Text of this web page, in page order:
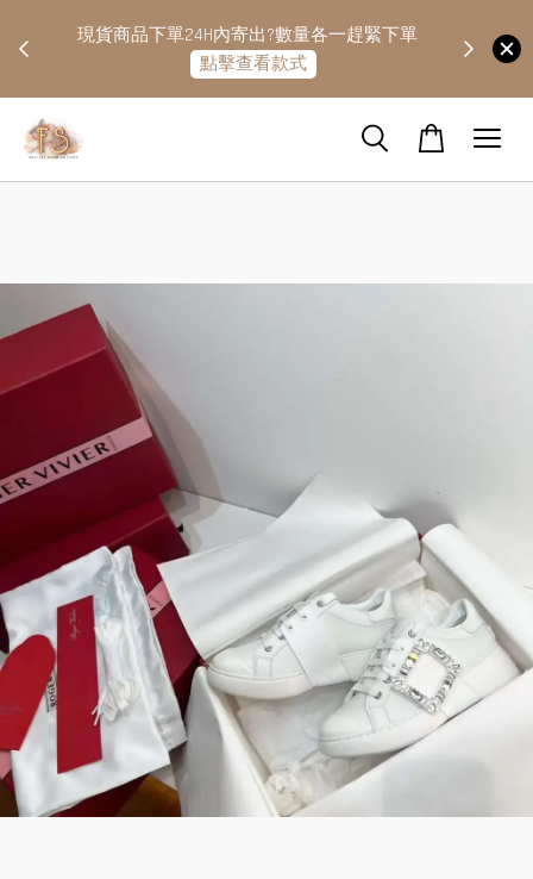
現貨商品下單24H內寄出?數量各一趕緊下單
點擊查看款式